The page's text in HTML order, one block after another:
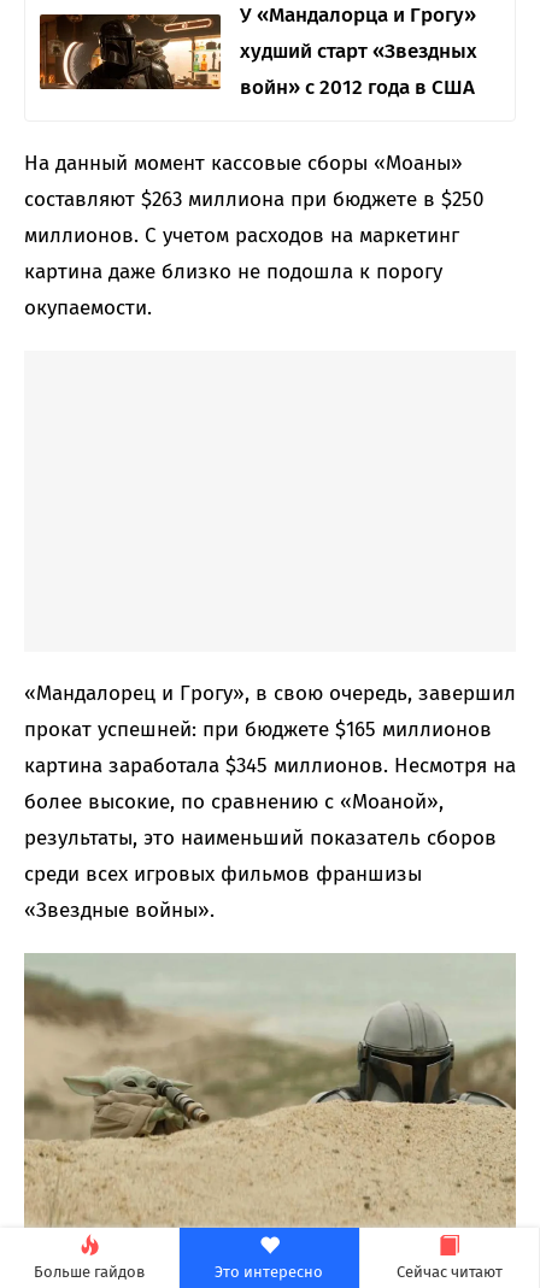
Больше гайдов Это интересно Сейчас читают
У «Мандалорца и Грогу»
худший старт «Звездных
войн» с 2012 года в США
На данный момент кассовые сборы «Моаны»
составляют $263 миллиона при бюджете в $250
миллионов. С учетом расходов на маркетинг
картина даже близко не подошла к порогу
окупаемости.
«Мандалорец и Грогу», в свою очередь, завершил
прокат успешней: при бюджете $165 миллионов
картина заработала $345 миллионов. Несмотря на
более высокие, по сравнению с «Моаной»,
результаты, это наименьший показатель сборов
среди всех игровых фильмов франшизы
«Звездные войны».
Однако в Disney подчеркивают, что кассовые